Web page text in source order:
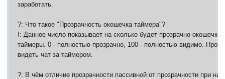
заработать.
?: Что такое "Прозрачность окошечка таймера"?
!: Данное число показывает на сколько будет прозрачно
таймеры. 0 - полностью прозрачно, 100 - полностью видимо.
видеть чат за таймером.
?: В чём отличие прозрачности пассивной от прозрачности при